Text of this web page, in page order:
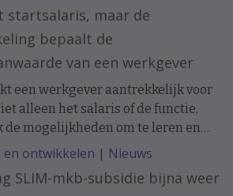
startsalaris, maar de
bepaalt de
van een werkgever
een werkgever aantrekkelijk voor
alleen het salaris of de functie,
de mogelijkheden om te leren en
te doen. Onderzoek naar de
van werknemers laat zien dat de
binnen een organisatie op
en ontwikkelen | Nieuws
SLIM-mkb-subsidie bijna weer